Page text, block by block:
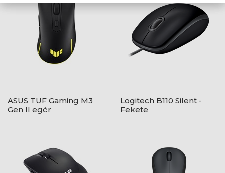
ASUS TUF Gaming M3
Gen II egér
Logitech B110 Silent -
Fekete